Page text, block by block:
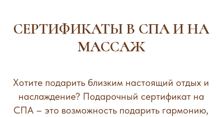
СЕРТИФИКАТЫ В СПА И НА
МАССАЖ
Хотите подарить близким настоящий отдых и
наслаждение? Подарочный сертификат на
СПА – это возможность подарить гармонию,